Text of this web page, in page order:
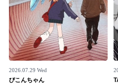
#男性SSW #ポップス #女性
#男性シンガー #HR/HM #
#ヒップホップ #男性シンガーグ
記事一覧
プレスリリース一覧
会社概要
お問い合わせ
2026.07.29 Wed
ぴこんちゃん